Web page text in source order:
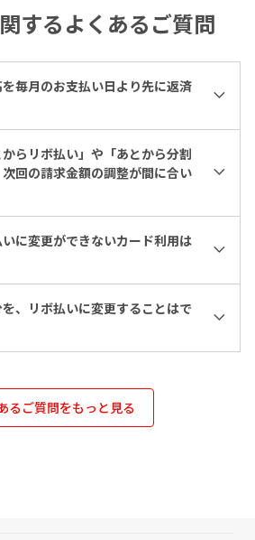
するよくあるご質問
毎月のお支払い日より先に返済
らリボ払い」や「あとから分割
回の請求金額の調整が間に合い
に変更ができないカード利用は
、リボ払いに変更することはで
るご質問をもっと見る